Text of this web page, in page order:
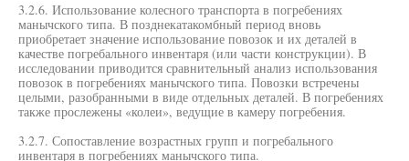
3.2.6. Использование колесного транспорта в погребениях
манычского типа. В позднекатакомбный период вновь
приобретает значение использование повозок и их деталей в
качестве погребального инвентаря (или части конструкции). В
исследовании приводится сравнительный анализ использования
повозок в погребениях манычского типа. Повозки встречены
целыми, разобранными в виде отдельных деталей. В погребениях
также прослежены «колеи», ведущие в камеру погребения.
3.2.7. Сопоставление возрастных групп и погребального
инвентаря в погребениях манычского типа.